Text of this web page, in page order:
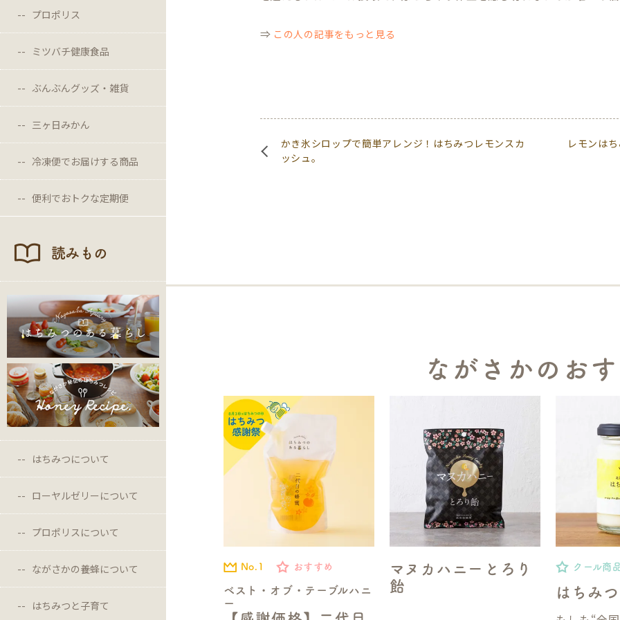
プロポリス
ミツバチ健康食品
ぶんぶんグッズ・雑貨
三ヶ日みかん
冷凍便でお届けする商品
便利でおトクな定期便
読みもの
はちみつについて
ローヤルゼリーについて
プロポリスについて
ながさかの養蜂について
はちみつと子育て
⇒ この人の記事をもっと見る
かき氷シロップで簡単アレンジ！はちみつレモンスカ
ッシュ。
レモンは
ながさかのお
ベスト・オブ・テーブルハニ
ー
No.1 おすすめ
マヌカハニーとろり
飴
はちみ
クール商